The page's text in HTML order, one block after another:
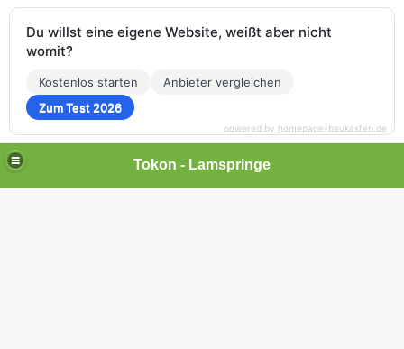
Tokon - Lamspringe
Du willst eine eigene Website, weißt aber nicht
womit?
Kostenlos starten
Anbieter vergleichen
Zum Test 2026
powered by homepage-baukasten.de